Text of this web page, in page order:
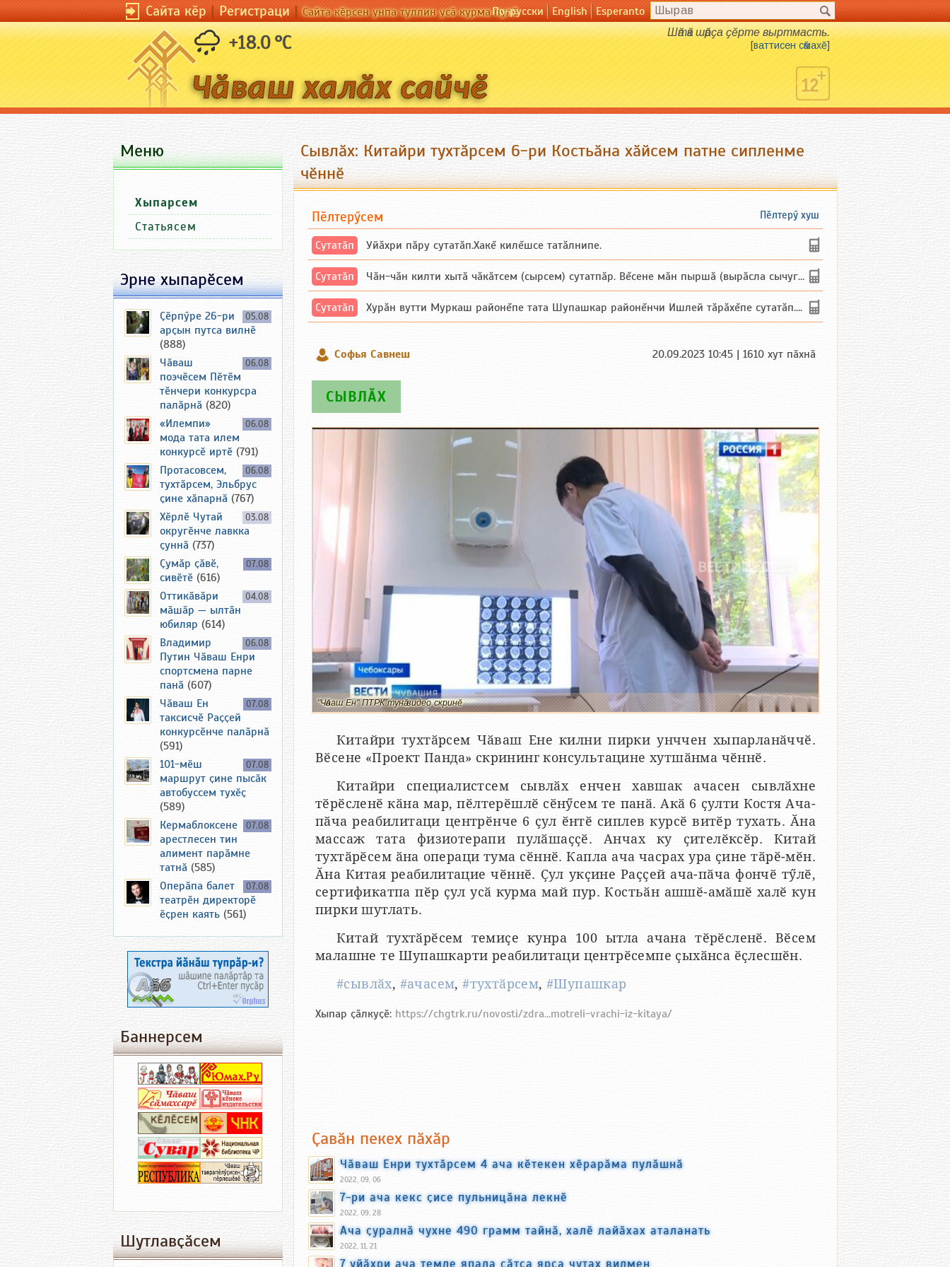
Сайта кӗр|Регистраци|Сайта кӗрсен унпа туллин усӑ курма пулӗПо-русски English Esperanto
+18.0 °C Шӑтӑк шӑрҫа ҫӗрте выртмасть.
[ваттисен сӑмахӗ]
Сывлӑх: Китайри тухтӑрсем 6-ри Костьӑна хӑйсем патне сипленме
чӗннӗ
Пӗлтерӳ хуш
Пӗлтерӳсем
Сутатӑп Уйăхри пăру сутатăп.Хакĕ килĕшсе татăлнипе.
Сутатӑп Чăн-чăн килти хытă чăкăтсем (сырсем) сутатпăр. Вĕсене мăн пыршă (вырăсла сычуг) ...
Сутатӑп Хурăн вутти Муркаш районĕпе тата Шупашкар районĕнчи Ишлей тăрăхĕпе сутатăп. Ха...
Софья Савнеш 20.09.2023 10:45 | 1610 хут пӑхнӑ
СЫВЛӐХ
"Чӑваш Ен" ПТРК тунӑ видео скринӗ
Китайри тухтӑрсем Чӑваш Ене килни пирки унччен хыпарланӑччӗ.
Вӗсене «Проект Панда» скрининг консультацине хутшӑнма чӗннӗ.
Китайри специалистсем сывлӑх енчен хавшак ачасен сывлӑхне
тӗрӗсленӗ кӑна мар, пӗлтерӗшлӗ сӗнӳсем те панӑ. Акӑ 6 ҫулти Костя Ача-
пӑча реабилитаци центрӗнче 6 ҫул ӗнтӗ сиплев курсӗ витӗр тухать. Ӑна
массаж тата физиотерапи пулӑшаҫҫӗ. Анчах ку ҫителӗксӗр. Китай
тухтӑрӗсем ӑна операци тума сӗннӗ. Капла ача часрах ура ҫине тӑрӗ-мӗн.
Ӑна Китая реабилитацие чӗннӗ. Ҫул укҫине Раҫҫей ача-пӑча фончӗ тӳлӗ,
сертификатпа пӗр ҫул усӑ курма май пур. Костьӑн ашшӗ-амӑшӗ халӗ кун
пирки шутлать.
Китай тухтӑрӗсем темиҫе кунра 100 ытла ачана тӗрӗсленӗ. Вӗсем
малашне те Шупашкарти реабилитаци центрӗсемпе ҫыхӑнса ӗҫлесшӗн.
#сывлӑх, #ачасем,#тухтӑрсем,#Шупашкар
Хыпар ҫӑлкуҫӗ: https://chgtrk.ru/novosti/zdra...motreli-vrachi-iz-kitaya/
Ҫавӑн пекех пӑхӑр
Чӑваш Енри тухтӑрсем 4 ача кӗтекен хӗрарӑма пулӑшнӑ
2022, 09, 06
7-ри ача кекс ҫисе пульницӑна лекнӗ
2022, 09, 28
Ача ҫуралнӑ чухне 490 грамм тайнӑ, халӗ лайӑхах аталанать
2022, 11, 21
7 уйӑхри ача темле япала ҫӑтса ярса чутах вилмен
Меню
Хыпарсем
Статьясем
Эрне хыпарӗсем
05.08
Ҫӗрпӳре 26-ри
арҫын путса вилнӗ
(888)
06.08
Чӑваш
поэчӗсем Пӗтӗм
тӗнчери конкурсра
палӑрнӑ (820)
06.08
«Илемпи»
мода тата илем
конкурсӗ иртӗ (791)
06.08
Протасовсем,
тухтӑрсем, Эльбрус
ҫине хӑпарнӑ (767)
03.08
Хӗрлӗ Чутай
округӗнче лавкка
ҫуннӑ (737)
07.08
Ҫумӑр ҫӑвӗ,
сивӗтӗ (616)
04.08
Оттикӑвӑри
мӑшӑр — ылтӑн
юбиляр (614)
06.08
Владимир
Путин Чӑваш Енри
спортсмена парне
панӑ (607)
07.08
Чӑваш Ен
таксисчӗ Раҫҫей
конкурсӗнче палӑрнӑ
(591)
07.08
101-мӗш
маршрут ҫине пысӑк
автобуссем тухӗҫ
(589)
07.08
Кермаблоксене
арестлесен тин
алимент парӑмне
татнӑ (585)
07.08
Оперӑпа балет
театрӗн директорӗ
ӗҫрен каять (561)
Баннерсем
Шутлавҫӑсем